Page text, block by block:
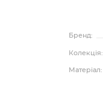
Бренд:
Колекція:
Матеріал: